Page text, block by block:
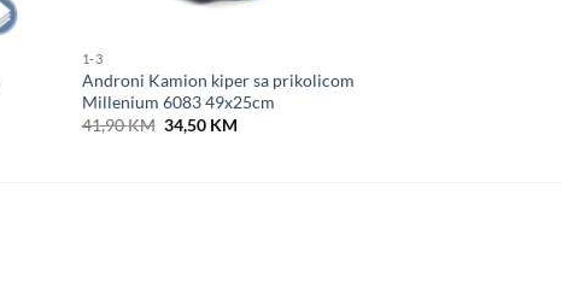
1-3
Androni Kamion kiper sa prikolicom
Millenium 6083 49x25cm
41,90KM Original
price
34,50 KMCurrent